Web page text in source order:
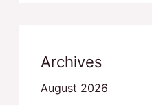
Archives
August 2026